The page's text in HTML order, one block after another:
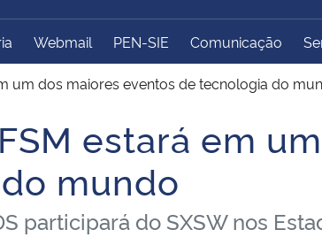
do
Regional
Controladoria-Geral da
União
Geral da União Banco Central do Brasil
Webmail PEN-SIE Comunicação
um dos maiores eventos de tecnologia do
estará em
mundo
participará do SXSW nos